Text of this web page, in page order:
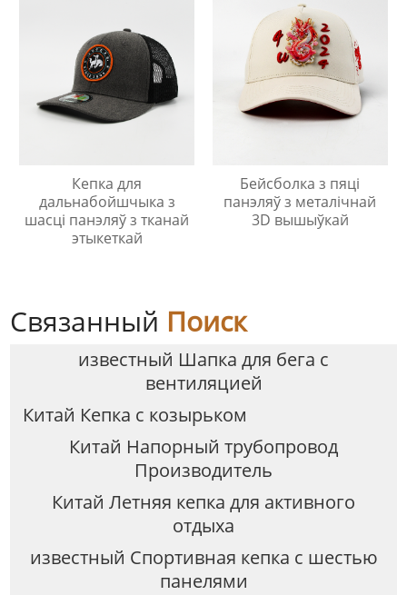
Кепка для
дальнабойшчыка з
шасці панэляў з тканай
этыкеткай
Бейсболка з пяці
панэляў з металічнай
3D вышыўкай
Связанный Поиск
известный Шапка для бега с
вентиляцией
Китай Кепка с козырьком
Китай Напорный трубопровод
Производитель
Китай Летняя кепка для активного
отдыха
известный Спортивная кепка с шестью
панелями